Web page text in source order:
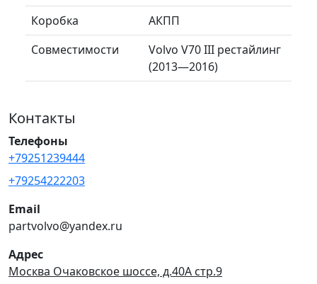
Коробка
АКПП
Совместимости
Volvo V70 III рестайлинг
(2013—2016)
Контакты
Телефоны
+79251239444
+79254222203
Email
partvolvo@yandex.ru
Адрес
Москва Очаковское шоссе, д.40А стр.9